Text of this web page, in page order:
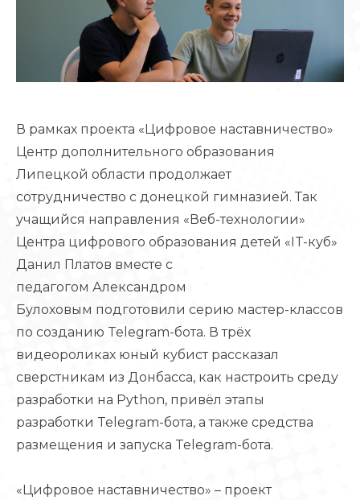
В рамках проекта «Цифровое наставничество»
Центр дополнительного образования
Липецкой области продолжает
сотрудничество с донецкой гимназией. Так
учащийся направления «Веб-технологии»
Центра цифрового образования детей «IT-куб»
Данил Платов вместе с
педагогом Александром
Булоховым подготовили серию мастер-классов
по созданию Telegram-бота. В трёх
видеороликах юный кубист рассказал
сверстникам из Донбасса, как настроить среду
разработки на Python, привёл этапы
разработки Telegram-бота, а также средства
размещения и запуска Telegram-бота.
«Цифровое наставничество» – проект